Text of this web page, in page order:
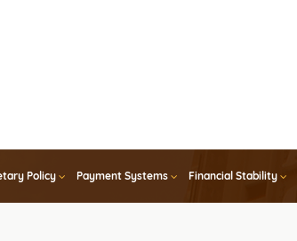
Policy Payment Systems Financial Stability